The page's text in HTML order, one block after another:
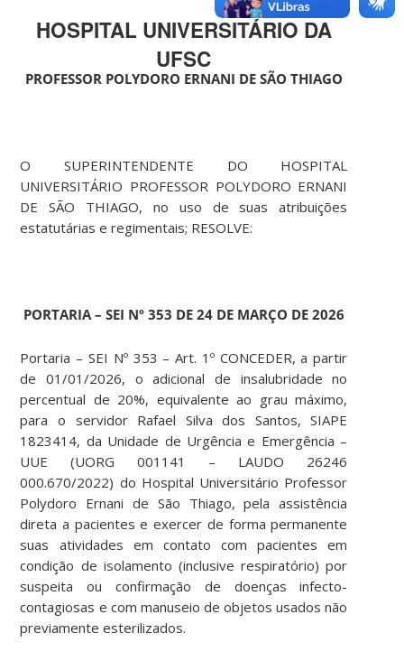
HOSPITAL UNIVERSITÁRIO DA
UFSC
PROFESSOR POLYDORO ERNANI DE SÃO THIAGO
O SUPERINTENDENTE DO HOSPITAL
UNIVERSITÁRIO PROFESSOR POLYDORO ERNANI
DE SÃO THIAGO, no uso de suas atribuições
estatutárias e regimentais; RESOLVE:
PORTARIA – SEI Nº 353 DE 24 DE MARÇO DE 2026
Portaria – SEI Nº 353 – Art. 1º CONCEDER, a partir
de 01/01/2026, o adicional de insalubridade no
percentual de 20%, equivalente ao grau máximo,
para o servidor Rafael Silva dos Santos, SIAPE
1823414, da Unidade de Urgência e Emergência –
UUE (UORG 001141 – LAUDO 26246
000.670/2022) do Hospital Universitário Professor
Polydoro Ernani de São Thiago, pela assistência
direta a pacientes e exercer de forma permanente
suas atividades em contato com pacientes em
condição de isolamento (inclusive respiratório) por
suspeita ou confirmação de doenças infecto-
contagiosas e com manuseio de objetos usados não
previamente esterilizados.